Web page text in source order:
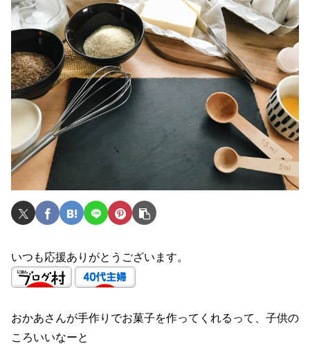
いつも応援ありがとうございます。
おかあさんが手作りでお菓子を作ってくれるって、子供の
ころいいなーと